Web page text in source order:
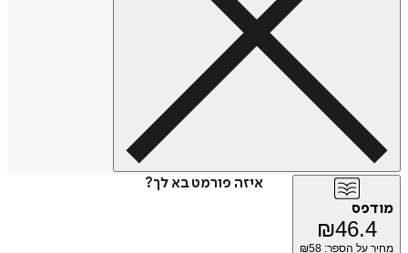
איזה פורמט בא לך?
מודפס
₪46.4
מחיר על הספר: ₪ 58